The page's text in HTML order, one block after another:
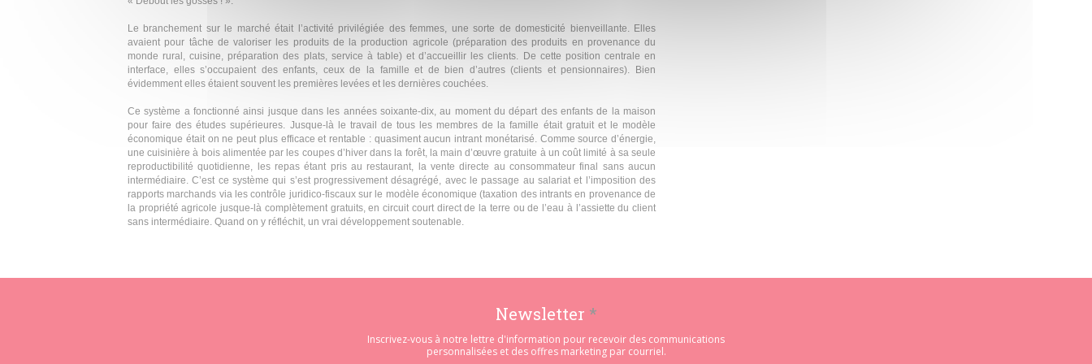
Le branchement sur le marché était l’activité privilégiée des femmes, une sorte de domesticité bienveillante. Elles
avaient pour tâche de valoriser les produits de la production agricole (préparation des produits en provenance du
monde rural, cuisine, préparation des plats, service à table) et d’accueillir les clients. De cette position centrale en
interface, elles s’occupaient des enfants, ceux de la famille et de bien d’autres (clients et pensionnaires). Bien
évidemment elles étaient souvent les premières levées et les dernières couchées.
Ce système a fonctionné ainsi jusque dans les années soixante-dix, au moment du départ des enfants de la maison
pour faire des études supérieures. Jusque-là le travail de tous les membres de la famille était gratuit et le modèle
économique était on ne peut plus efficace et rentable : quasiment aucun intrant monétarisé. Comme source d’énergie,
une cuisinière à bois alimentée par les coupes d’hiver dans la forêt, la main d’œuvre gratuite à un coût limité à sa seule
reproductibilité quotidienne, les repas étant pris au restaurant, la vente directe au consommateur final sans aucun
intermédiaire. C’est ce système qui s’est progressivement désagrégé, avec le passage au salariat et l’imposition des
rapports marchands via les contrôle juridico-fiscaux sur le modèle économique (taxation des intrants en provenance de
la propriété agricole jusque-là complètement gratuits, en circuit court direct de la terre ou de l’eau à l’assiette du client
sans intermédiaire. Quand on y réfléchit, un vrai développement soutenable.
Newsletter *
Inscrivez-vous à notre lettre d'information pour recevoir des communications
personnalisées et des offres marketing par courriel.